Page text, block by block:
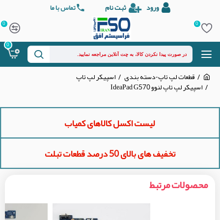
ورود ثبت نام تماس با ما
0
0
0
قطعات لپ تاپ-دسته بندی اسپیکر لپ تاپ
اسپیکر لپ تاپ لنوو IdeaPad G570
لیست اکسل کالاهای کمیاب
تخفیف های بالای 50 درصد قطعات تبلت
محصولات مرتبط